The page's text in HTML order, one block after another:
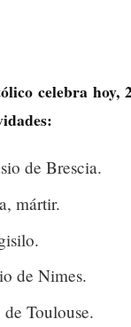
celebra hoy,
de Brescia.
mártir.
de Nimes.
Toulouse.